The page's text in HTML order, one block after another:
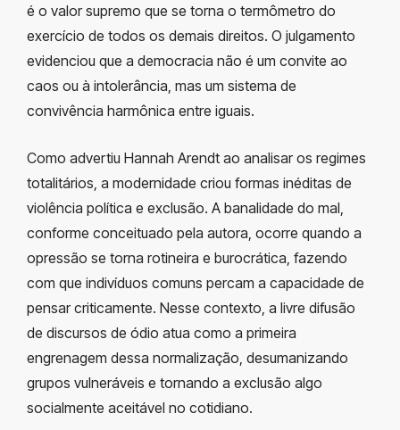
é o valor supremo que se torna o termômetro do
exercício de todos os demais direitos. O julgamento
evidenciou que a democracia não é um convite ao
caos ou à intolerância, mas um sistema de
convivência harmônica entre iguais.
Como advertiu Hannah Arendt ao analisar os regimes
totalitários, a modernidade criou formas inéditas de
violência política e exclusão. A banalidade do mal,
conforme conceituado pela autora, ocorre quando a
opressão se torna rotineira e burocrática, fazendo
com que indivíduos comuns percam a capacidade de
pensar criticamente. Nesse contexto, a livre difusão
de discursos de ódio atua como a primeira
engrenagem dessa normalização, desumanizando
grupos vulneráveis e tornando a exclusão algo
socialmente aceitável no cotidiano.